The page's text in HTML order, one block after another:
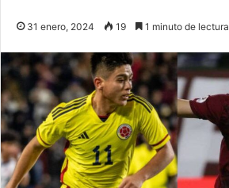
31 enero, 2024 19 1 minuto de lectura